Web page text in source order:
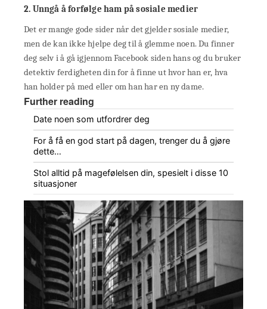
2. Unngå å forfølge ham på sosiale medier
Det er mange gode sider når det gjelder sosiale medier,
men de kan ikke hjelpe deg til å glemme noen. Du finner
deg selv i å gå igjennom Facebook siden hans og du bruker
detektiv ferdigheten din for å finne ut hvor han er, hva
han holder på med eller om han har en ny dame.
Further reading
Date noen som utfordrer deg
For å få en god start på dagen, trenger du å gjøre
dette…
Stol alltid på magefølelsen din, spesielt i disse 10
situasjoner